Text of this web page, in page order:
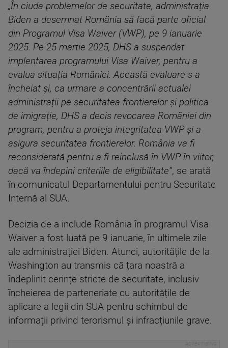
„În ciuda problemelor de securitate, administrația
Biden a desemnat România să facă parte oficial
din Programul Visa Waiver (VWP), pe 9 ianuarie
2025. Pe 25 martie 2025, DHS a suspendat
implentarea programului Visa Waiver, pentru a
evalua situația României. Această evaluare s-a
încheiat și, ca urmare a concentrării actualei
administrații pe securitatea frontierelor și politica
de imigrație, DHS a decis revocarea României din
program, pentru a proteja integritatea VWP și a
asigura securitatea frontierelor. România va fi
reconsiderată pentru a fi reinclusă în VWP în viitor,
dacă va îndepini criteriile de eligibilitate”, se arată
în comunicatul Departamentului pentru Securitate
Internă al SUA.
Decizia de a include România în programul Visa
Waiver a fost luată pe 9 ianuarie, în ultimele zile
ale administrației Biden. Atunci, autoritățile de la
Washington au transmis că țara noastră a
îndeplinit cerințe stricte de securitate, inclusiv
încheierea de parteneriate cu autoritățile de
aplicare a legii din SUA pentru schimbul de
informații privind terorismul și infracțiunile grave.